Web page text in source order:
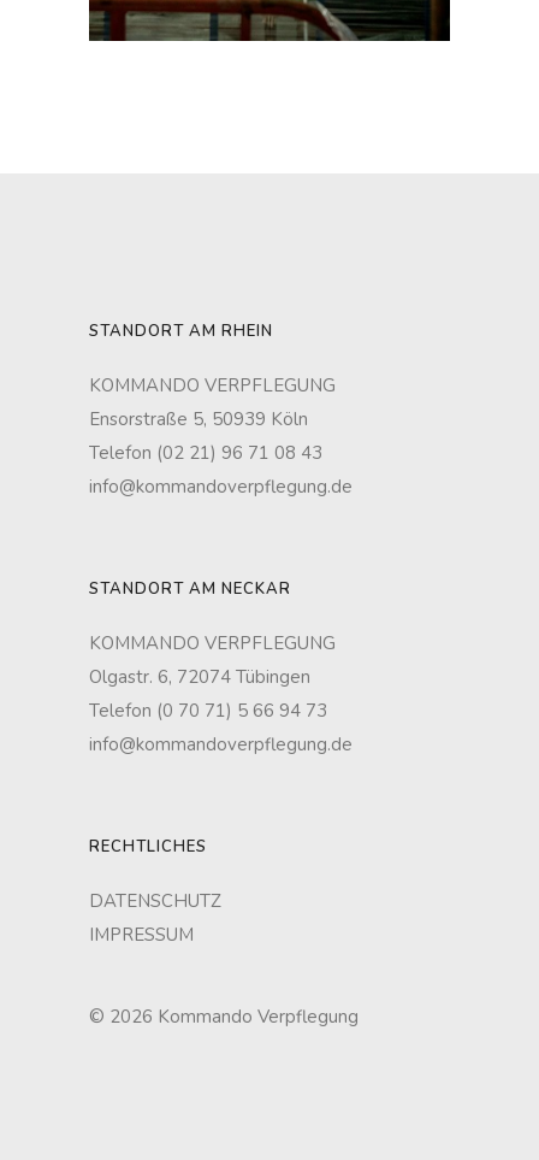
STANDORT AM RHEIN
KOMMANDO VERPFLEGUNG
Ensorstraße 5, 50939 Köln
Telefon (02 21) 96 71 08 43
info@kommandoverpflegung.de
STANDORT AM NECKAR
KOMMANDO VERPFLEGUNG
Olgastr. 6, 72074 Tübingen
Telefon (0 70 71) 5 66 94 73
info@kommandoverpflegung.de
RECHTLICHES
DATENSCHUTZ
IMPRESSUM
© 2026 Kommando Verpflegung